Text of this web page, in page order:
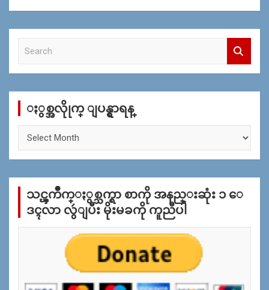
c
ႏွစ္အလိုုက္ ျပန္ရွာရန္
က္
န္
သင္ၾကိဳက္ႏွစ္သက္ရာ စာကို အနည္းဆုံး ၁ ေ
ဒၚလာ လွဴျပီး မိုးမခကို ကူညီပါ